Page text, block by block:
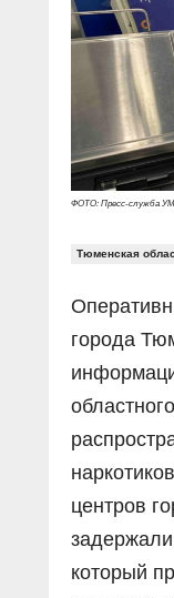
Социальные
Прямой
В знании сила
Газета «Щит
Журнал
О
Контакты
Вакансии
ФОТО: Пресс-служба
Тюменская
города
центров
который